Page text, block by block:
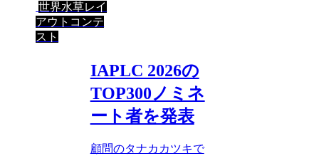
世界水草レイ
アウトコンテ
スト
IAPLC 2026の
TOP300ノミネ
ート者を発表
顧問のタナカカツキで